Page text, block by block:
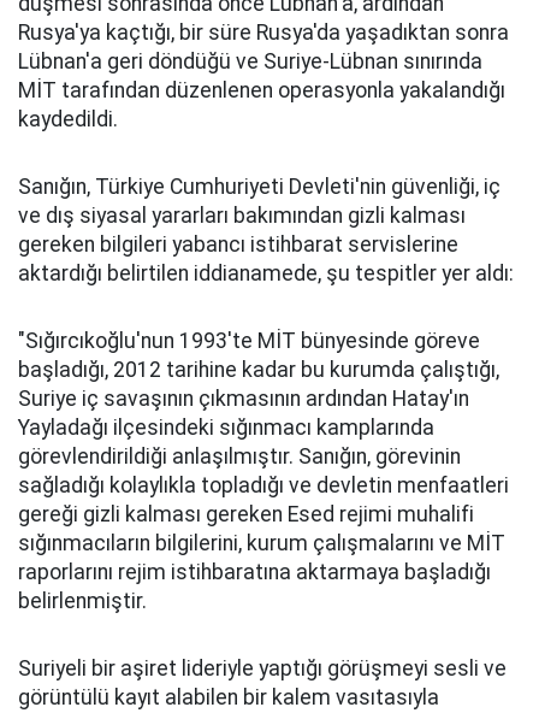
Rusya'ya kaçtığı, bir süre Rusya'da yaşadıktan sonra
Lübnan'a geri döndüğü ve Suriye-Lübnan sınırında
MİT tarafından düzenlenen operasyonla yakalandığı
kaydedildi.
Sanığın, Türkiye Cumhuriyeti Devleti'nin güvenliği, iç
ve dış siyasal yararları bakımından gizli kalması
gereken bilgileri yabancı istihbarat servislerine
aktardığı belirtilen iddianamede, şu tespitler yer aldı:
"Sığırcıkoğlu'nun 1993'te MİT bünyesinde göreve
başladığı, 2012 tarihine kadar bu kurumda çalıştığı,
Suriye iç savaşının çıkmasının ardından Hatay'ın
Yayladağı ilçesindeki sığınmacı kamplarında
görevlendirildiği anlaşılmıştır. Sanığın, görevinin
sağladığı kolaylıkla topladığı ve devletin menfaatleri
gereği gizli kalması gereken Esed rejimi muhalifi
sığınmacıların bilgilerini, kurum çalışmalarını ve MİT
raporlarını rejim istihbaratına aktarmaya başladığı
belirlenmiştir.
Suriyeli bir aşiret lideriyle yaptığı görüşmeyi sesli ve
görüntülü kayıt alabilen bir kalem vasıtasıyla